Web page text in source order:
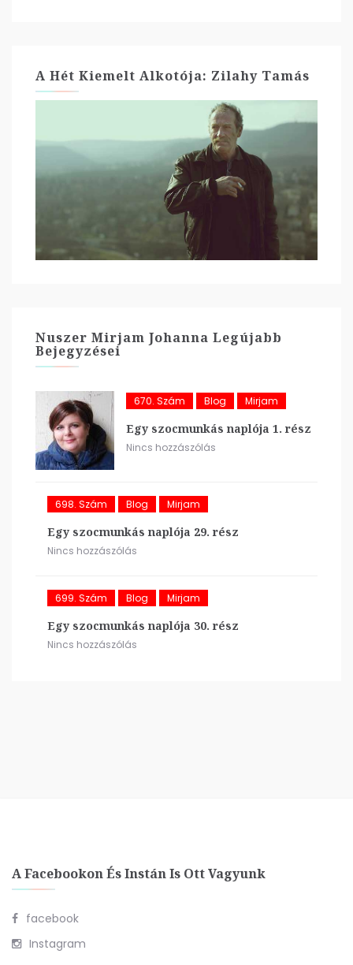
A Hét Kiemelt Alkotója: Zilahy Tamás
Nuszer Mirjam Johanna Legújabb
Bejegyzései
670. Szám Blog Mirjam
Egy szocmunkás naplója 1. rész
Nincs hozzászólás
698. Szám Blog Mirjam
Egy szocmunkás naplója 29. rész
Nincs hozzászólás
699. Szám Blog Mirjam
Egy szocmunkás naplója 30. rész
Nincs hozzászólás
A Facebookon És Instán Is Ott Vagyunk
facebook
Instagram